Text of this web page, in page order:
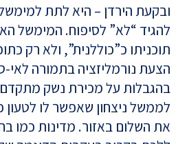
ובקעת הירדן – היא לתת
להגיד “לא” לסיפוח. המימשל
תוכניתו כ”כוללנית”, ולא רק
הצעת נורמליזציה בתמורה לאי-
בהגבלות על מכירת נשק מתקדם
לממשל ניצחון שאפשר לו לטעון
את השלום באזור. מדינות כמו